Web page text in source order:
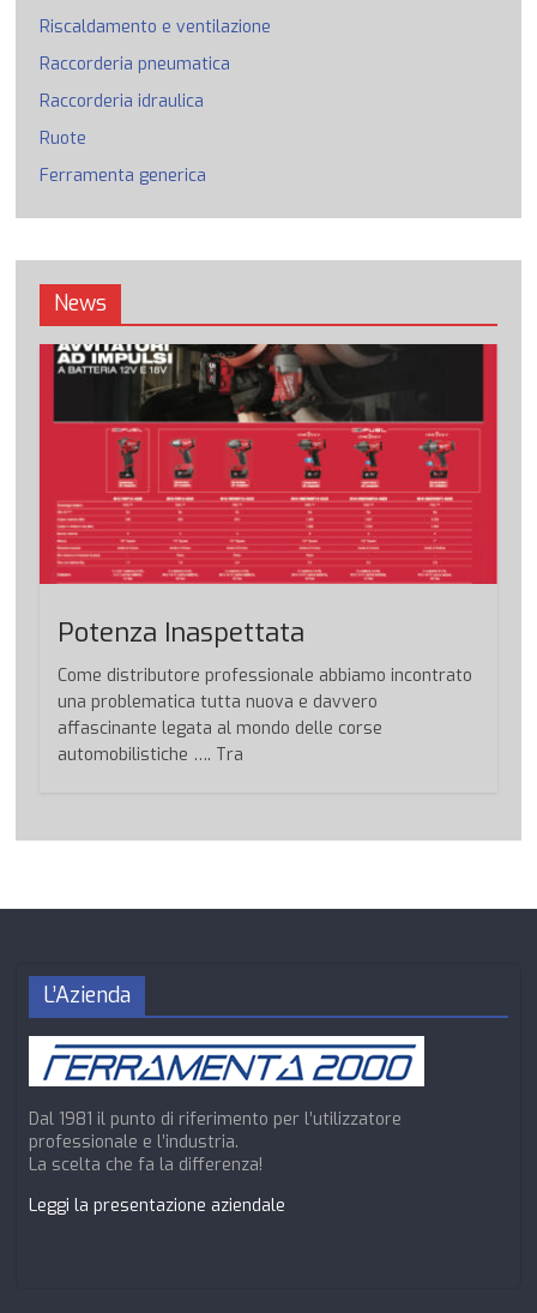
Riscaldamento e ventilazione
Raccorderia pneumatica
Raccorderia idraulica
Ruote
Ferramenta generica
News
Potenza Inaspettata
Come distributore professionale abbiamo incontrato
una problematica tutta nuova e davvero
affascinante legata al mondo delle corse
automobilistiche …. Tra
L’Azienda
Dal 1981 il punto di riferimento per l’utilizzatore
professionale e l’industria.
La scelta che fa la differenza!
Leggi la presentazione aziendale